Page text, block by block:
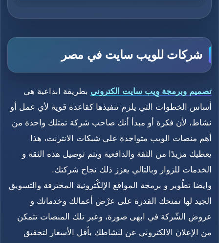
شركات للويب سايت في مصر
تصميم وبرمجة وِيب سايت الكتروني بطريقة ابداعية هى
أساس الخطوات التي يلزم تنفيذها كقاعدة قوية لأي عمل أو
نشاط، لأن فكرة أو مبدأ أنك صاحب شركة تمتلك واحدة من
أهم منصات الويب متواجدة على شبكات الانترنت، هذا
يعطيك مزيدًا من الثقة والدافعية ويتم توصيل هذه الثقة و
الخدمات للزوار وبالتالي يعزز ذلك نجاح شركتك.
وايضا تطْوير و برمجة المواقع الإلكْترونية المحترفة والتسويق
الجيد لها تمنحك القدرة على عرْض أعمالك وخدماتك و
عروض الشّركة في ابهى صورة، وعبر تلك المنصات تتمكن
من الإعلان الالكتروني عن لنشاطك بأقل الأسعار لتحقيق